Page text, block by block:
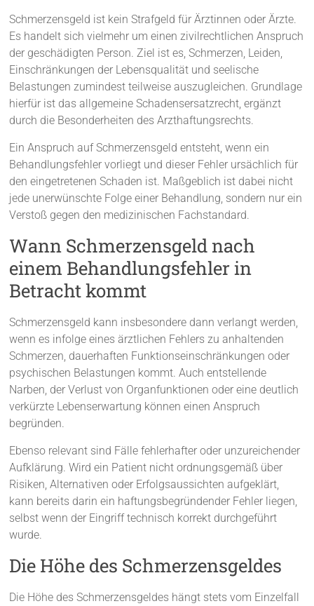
Schmerzensgeld ist kein Strafgeld für Ärztinnen oder Ärzte.
Es handelt sich vielmehr um einen zivilrechtlichen Anspruch
der geschädigten Person. Ziel ist es, Schmerzen, Leiden,
Einschränkungen der Lebensqualität und seelische
Belastungen zumindest teilweise auszugleichen. Grundlage
hierfür ist das allgemeine Schadensersatzrecht, ergänzt
durch die Besonderheiten des Arzthaftungsrechts.
Ein Anspruch auf Schmerzensgeld entsteht, wenn ein
Behandlungsfehler vorliegt und dieser Fehler ursächlich für
den eingetretenen Schaden ist. Maßgeblich ist dabei nicht
jede unerwünschte Folge einer Behandlung, sondern nur ein
Verstoß gegen den medizinischen Fachstandard.
Wann Schmerzensgeld nach
einem Behandlungsfehler in
Betracht kommt
Schmerzensgeld kann insbesondere dann verlangt werden,
wenn es infolge eines ärztlichen Fehlers zu anhaltenden
Schmerzen, dauerhaften Funktionseinschränkungen oder
psychischen Belastungen kommt. Auch entstellende
Narben, der Verlust von Organfunktionen oder eine deutlich
verkürzte Lebenserwartung können einen Anspruch
begründen.
Ebenso relevant sind Fälle fehlerhafter oder unzureichender
Aufklärung. Wird ein Patient nicht ordnungsgemäß über
Risiken, Alternativen oder Erfolgsaussichten aufgeklärt,
kann bereits darin ein haftungsbegründender Fehler liegen,
selbst wenn der Eingriff technisch korrekt durchgeführt
wurde.
Die Höhe des Schmerzensgeldes
Die Höhe des Schmerzensgeldes hängt stets vom Einzelfall